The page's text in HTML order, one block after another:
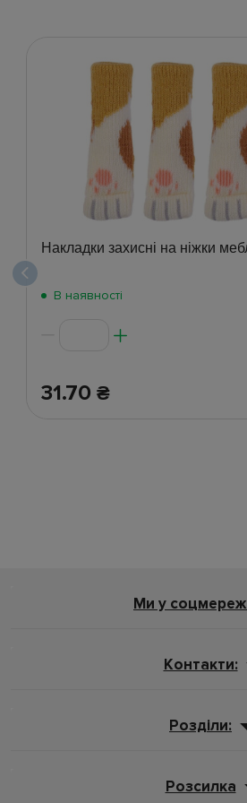
Накладки захисні на ніжки
В наявності
31.70 ₴
Ми у
Контакти:
Розділи:
Розсилка